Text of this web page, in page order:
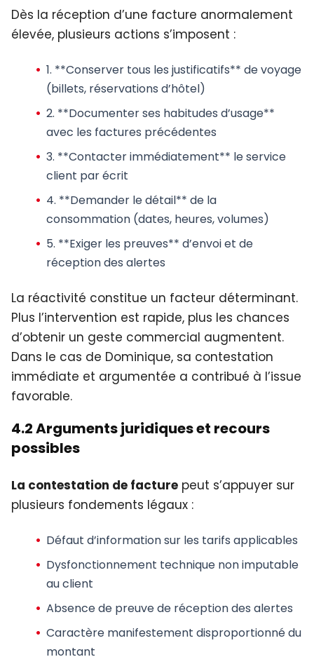
Dès la réception d’une facture anormalement
élevée, plusieurs actions s’imposent :
1. **Conserver tous les justificatifs** de voyage
(billets, réservations d’hôtel)
2. **Documenter ses habitudes d’usage**
avec les factures précédentes
3. **Contacter immédiatement** le service
client par écrit
4. **Demander le détail** de la
consommation (dates, heures, volumes)
5. **Exiger les preuves** d’envoi et de
réception des alertes
La réactivité constitue un facteur déterminant.
Plus l’intervention est rapide, plus les chances
d’obtenir un geste commercial augmentent.
Dans le cas de Dominique, sa contestation
immédiate et argumentée a contribué à l’issue
favorable.
4.2 Arguments juridiques et recours
possibles
La contestation de facture peut s’appuyer sur
plusieurs fondements légaux :
Défaut d’informationsur les tarifs applicables
Dysfonctionnement techniquenon imputable
au client
Absence de preuvede réception des alertes
Caractère manifestement disproportionnédu
montant